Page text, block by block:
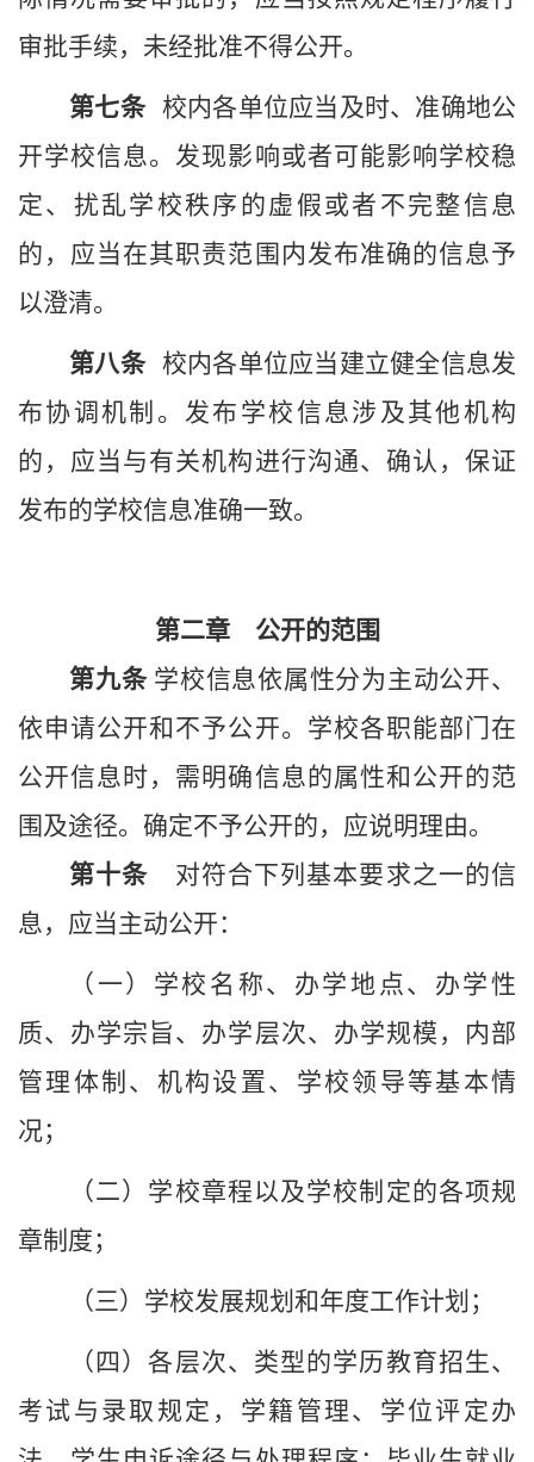
审批手续，未经批准不得公开。
第七条 校内各单位应当及时、准确地公
开学校信息。发现影响或者可能影响学校稳
定、扰乱学校秩序的虚假或者不完整信息
的，应当在其职责范围内发布准确的信息予
以澄清。
第八条 校内各单位应当建立健全信息发
布协调机制。发布 学校 信息涉及其他机构
的，应当与有关机构进行沟通、确认，保证
发布的学校信息准确一致。
第二章
公开的范围
第九条 学校信息依属性分为主动公开、
依申请公开和不予公开。学校各职能部门在
公开信息时，需明确信息的属性和公开的范
围及途径。确定不予公开的，应说明理由。
第十条 对符合下列基本要求之一的信
息，应当主动公开：
（一） 学校 名称、办学地点、办学性
质、办学宗旨、办学层次、办学规模，内部
管理体制、机构设置、 学校领导等基本情
况；
（二） 学校章程以及学校制定的各项规
章制度；
（三） 学校发展规划和年度工作计划；
（四）各层次、类型的学历教育招生、
考试与录取规定，学籍管理、学位评定办